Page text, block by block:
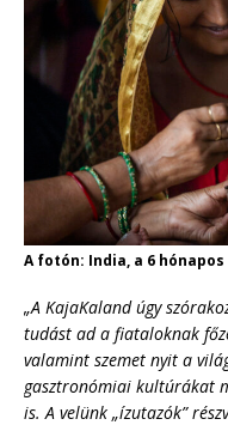
A fotón: India, a 6
„A KajaKaland úgy
tudást ad a fiataloknak
valamint szemet nyit a
gasztronómiai kultúrákat
is. A velünk „ízutazók”